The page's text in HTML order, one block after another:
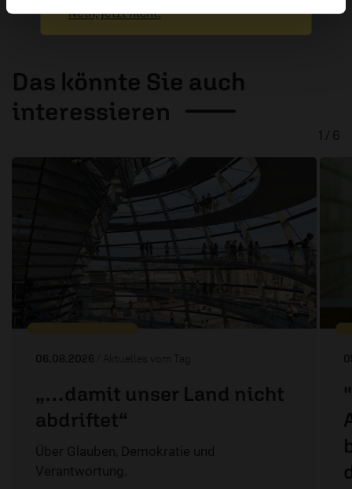
Das könnte Sie auch
interessieren
06.08.2026 / Aktuelles vom Tag
„…damit unser Land nicht
abdriftet“
Über Glauben, Demokratie und
Verantwortung.
1 / 6
Nein, jetzt nicht.